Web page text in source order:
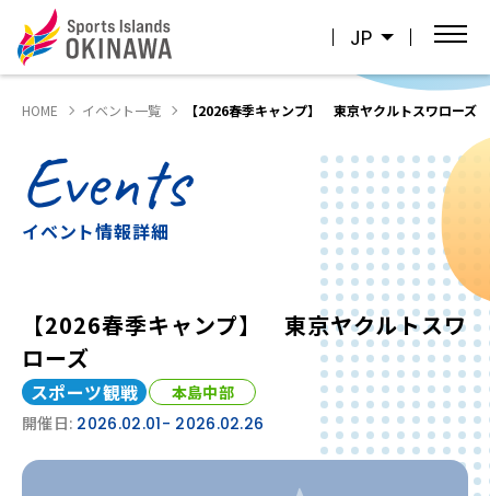
JP
HOME イベント一覧 【2026春季キャンプ】 東京ヤクルトスワローズ
Events
イベント情報詳細
【2026春季キャンプ】 東京ヤクルトスワ
ローズ
スポーツ観戦
本島中部
開催日: 2026.02.01- 2026.02.26